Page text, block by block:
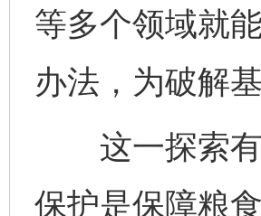
等多个领域就
办法，为破解
这一探索有
保护是保障粮